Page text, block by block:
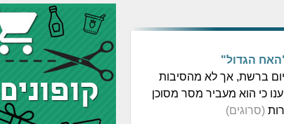
הגדול"
ברשת, אך לא מהסיבות
כי הוא מעביר מסר מסוכן
(סרוגים)